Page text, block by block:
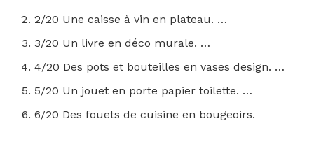
2/20 Une caisse à vin en plateau. …
3/20 Un livre en déco murale. …
4/20 Des pots et bouteilles en vases design. …
5/20 Un jouet en porte papier toilette. …
6/20 Des fouets de cuisine en bougeoirs.